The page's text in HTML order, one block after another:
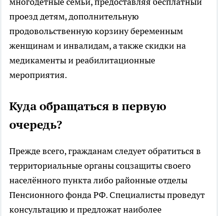
проезд детям, дополнительную
продовольственную корзину беременным
женщинам и инвалидам, а также скидки на
медикаменты и реабилитационные
мероприятия.
Куда обращаться в первую
очередь?
Прежде всего, гражданам следует обратиться в
территориальные органы соцзащиты своего
населённого пункта либо районные отделы
Пенсионного фонда РФ. Специалисты проведут
консультацию и предложат наиболее